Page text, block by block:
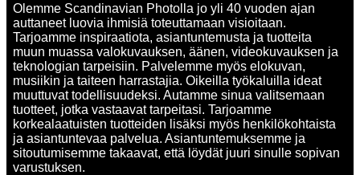
Olemme Scandinavian Photolla jo yli 40 vuoden ajan
auttaneet luovia ihmisiä toteuttamaan visioitaan.
Tarjoamme inspiraatiota, asiantuntemusta ja tuotteita
muun muassa valokuvauksen, äänen, videokuvauksen ja
teknologian tarpeisiin. Palvelemme myös elokuvan,
musiikin ja taiteen harrastajia. Oikeilla työkaluilla ideat
muuttuvat todellisuudeksi. Autamme sinua valitsemaan
tuotteet, jotka vastaavat tarpeitasi. Tarjoamme
korkealaatuisten tuotteiden lisäksi myös henkilökohtaista
ja asiantuntevaa palvelua. Asiantuntemuksemme ja
sitoutumisemme takaavat, että löydät juuri sinulle sopivan
varustuksen.